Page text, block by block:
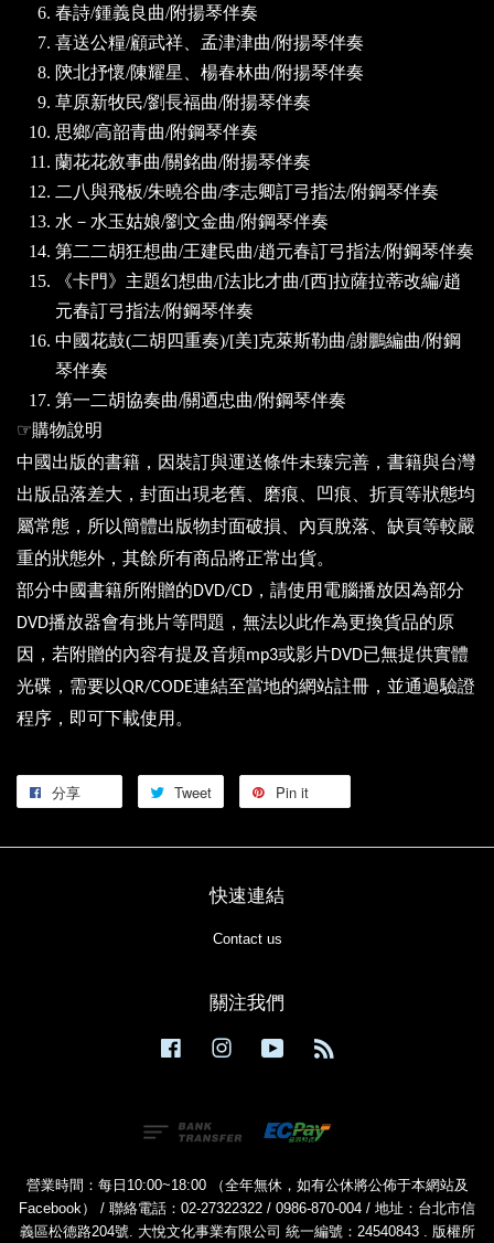
春詩/鍾義良曲/附揚琴伴奏
喜送公糧/顧武祥、孟津津曲/附揚琴伴奏
陝北抒懷/陳耀星、楊春林曲/附揚琴伴奏
草原新牧民/劉長福曲/附揚琴伴奏
思鄉/高韶青曲/附鋼琴伴奏
蘭花花敘事曲/關銘曲/附揚琴伴奏
二八與飛板/朱曉谷曲/李志卿訂弓指法/附鋼琴伴奏
水－水玉姑娘/劉文金曲/附鋼琴伴奏
第二二胡狂想曲/王建民曲/趙元春訂弓指法/附鋼琴伴奏
《卡門》主題幻想曲/[法]比才曲/[西]拉薩拉蒂改編/趙
元春訂弓指法/附鋼琴伴奏
中國花鼓(二胡四重奏)/[美]克萊斯勒曲/謝鵬編曲/附鋼
琴伴奏
第一二胡協奏曲/關迺忠曲/附鋼琴伴奏
☞購物說明
中國出版的書籍，因裝訂與運送條件未臻完善，書籍與台灣
出版品落差大，封面出現老舊、磨痕、凹痕、折頁等狀態均
屬常態，所以簡體出版物封面破損、內頁脫落、缺頁等較嚴
重的狀態外，其餘所有商品將正常出貨。
部分中國書籍所附贈的DVD/CD ，請使用電腦播放因為部分
DVD播放器會有挑片等問題，無法以此作為更換貨品的原
因，若附贈的內容有提及音頻mp3或影片DVD已無提供實體
光碟，需要以QR/CODE連結至當地的網站註冊，並通過驗證
程序，即可下載使用。
分享 Tweet Pin it
快速連結
Contact us
關注我們
Facebook Instagram YouTube
營業時間：每日10:00~18:00 （全年無休，如有公休將公佈于本網站及
Facebook） / 聯絡電話：02-27322322 / 0986-870-004 / 地址：台北市信
義區松德路204號. 大悅文化事業有限公司 統一編號：24540843 . 版權所